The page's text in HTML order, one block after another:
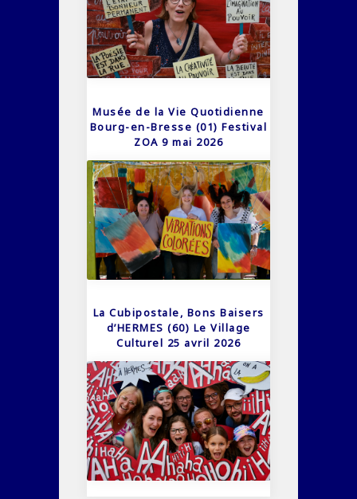
Musée de la Vie Quotidienne
Bourg-en-Bresse (01) Festival
ZOA 9 mai 2026
La Cubipostale, Bons Baisers
d’HERMES (60) Le Village
Culturel 25 avril 2026